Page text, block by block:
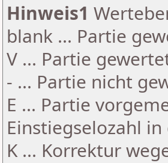
Hinweis1
blank ... Partie
V ... Partie
- ... Partie nicht
E ... Partie
Einstiegselozahl
K ... Korrektur